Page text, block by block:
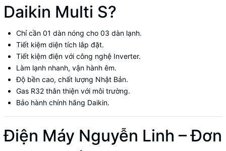
Daikin Multi S?
Chỉ cần 01 dàn nóng cho 03 dàn lạnh.
Tiết kiệm diện tích lắp đặt.
Tiết kiệm điện với công nghệ Inverter.
Làm lạnh nhanh, vận hành êm.
Độ bền cao, chất lượng Nhật Bản.
Gas R32 thân thiện với môi trường.
Bảo hành chính hãng Daikin.
Điện Máy Nguyễn Linh – Đơn